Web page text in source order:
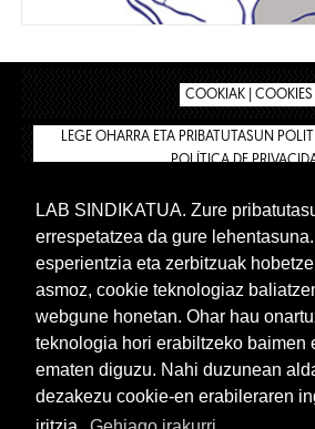
COOKIAK | COOKIES
LEGE OHARRA ETA PRIBATUTASUN
POLÍTICA DE
BIZILAN.EUS
INTRANET 🔑
Euskera
LAB SINDIKATUA. Zure
errespetatzea da gure
esperientzia eta zerbitzuak
asmoz, cookie teknologiaz
webgune honetan. Ohar hau
teknologia hori erabiltzeko baimen
ematen diguzu. Nahi duzunean
dezakezu cookie-en erabileraren